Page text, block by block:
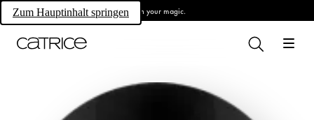
Zum Hauptinhalt springen Own your magic.